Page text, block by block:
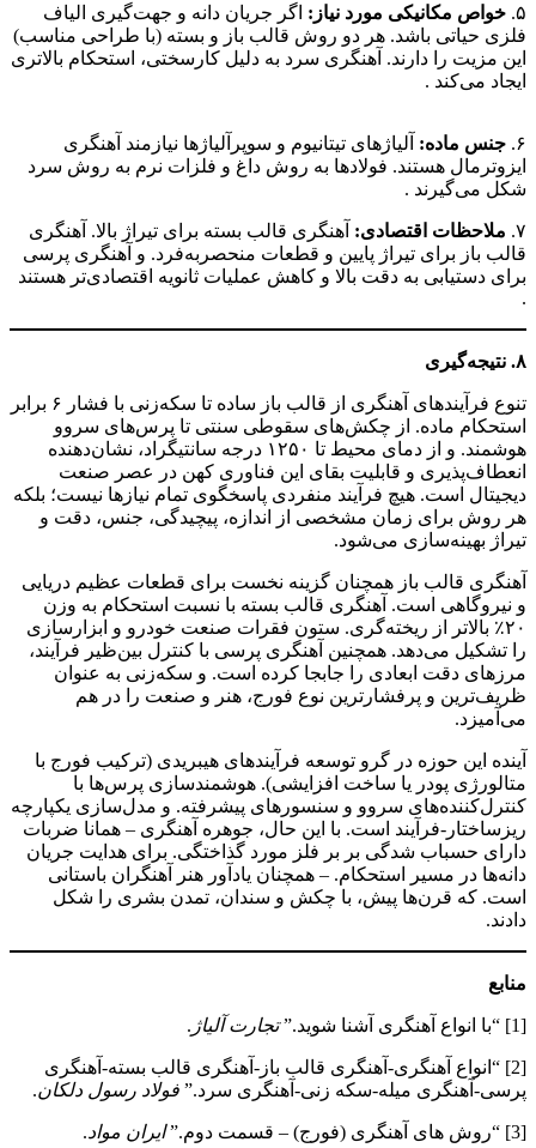
۵. خواص مکانیکی مورد نیاز: اگر جریان دانه و جهت‌گیری الیاف
فلزی حیاتی باشد. هر دو روش قالب باز و بسته (با طراحی مناسب)
این مزیت را دارند. آهنگری سرد به دلیل کارسختی، استحکام بالاتری
ایجاد می‌کند .
۶. جنس ماده: آلیاژهای تیتانیوم و سوپرآلیاژها نیازمند آهنگری
ایزوترمال هستند. فولادها به روش داغ و فلزات نرم به روش سرد
شکل می‌گیرند .
۷. ملاحظات اقتصادی: آهنگری قالب بسته برای تیراژ بالا. آهنگری
قالب باز برای تیراژ پایین و قطعات منحصربه‌فرد. و آهنگری پرسی
برای دستیابی به دقت بالا و کاهش عملیات ثانویه اقتصادی‌تر هستند
.
۸. نتیجه‌گیری
تنوع فرآیندهای آهنگری از قالب باز ساده تا سکه‌زنی با فشار ۶ برابر
استحکام ماده. از چکش‌های سقوطی سنتی تا پرس‌های سروو
هوشمند. و از دمای محیط تا ۱۲۵۰ درجه سانتیگراد، نشان‌دهنده
انعطاف‌پذیری و قابلیت بقای این فناوری کهن در عصر صنعت
دیجیتال است. هیچ فرآیند منفردی پاسخگوی تمام نیازها نیست؛ بلکه
هر روش برای زمان مشخصی از اندازه، پیچیدگی، جنس، دقت و
تیراژ بهینه‌سازی می‌شود.
آهنگری قالب باز همچنان گزینه نخست برای قطعات عظیم دریایی
و نیروگاهی است. آهنگری قالب بسته با نسبت استحکام به وزن
۲۰٪ بالاتر از ریخته‌گری. ستون فقرات صنعت خودرو و ابزارسازی
را تشکیل می‌دهد. همچنین آهنگری پرسی با کنترل بین‌ظیر فرآیند،
مرزهای دقت ابعادی را جابجا کرده است. و سکه‌زنی به عنوان
ظریف‌ترین و پرفشارترین نوع فورج، هنر و صنعت را در هم
می‌آمیزد.
آینده این حوزه در گرو توسعه فرآیندهای هیبریدی (ترکیب فورج با
متالورژی پودر یا ساخت افزایشی). هوشمندسازی پرس‌ها با
کنترل‌کننده‌های سروو و سنسورهای پیشرفته. و مدل‌سازی یکپارچه
ریزساختار-فرآیند است. با این حال، جوهره آهنگری – همانا ضربات
دارای حسباب شدگی بر بر فلز مورد گذاختگی. برای هدایت جریان
دانه‌ها در مسیر استحکام. – همچنان یادآور هنر آهنگران باستانی
است. که قرن‌ها پیش، با چکش و سندان، تمدن بشری را شکل
دادند.
منابع
[1] “با انواع آهنگری آشنا شوید.” تجارت آلیاژ .
[2] “انواع آهنگری-آهنگری قالب باز-آهنگری قالب بسته-آهنگری
پرسی-آهنگری میله-سکه زنی-آهنگری سرد.” فولاد رسول دلکان.
[3] “روش های آهنگری (فورج) – قسمت دوم.” ایران مواد.